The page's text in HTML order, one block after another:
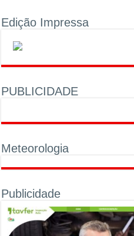
Edição Impressa
PUBLICIDADE
Meteorologia
Publicidade